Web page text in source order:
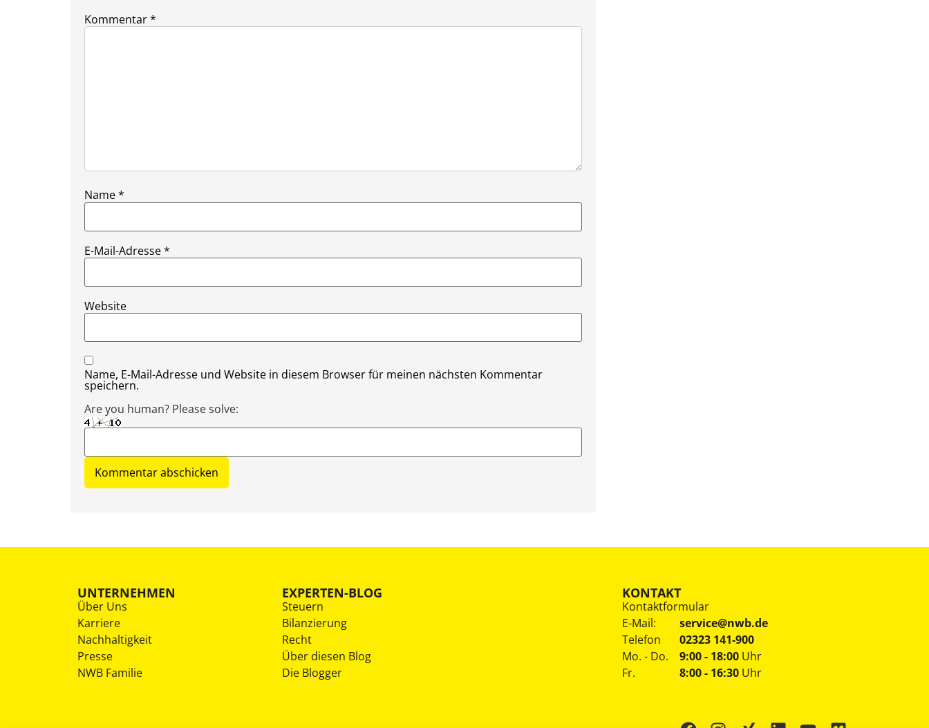
Kommentar*
Name*
E-Mail-Adresse*
Website
Name, E-Mail-Adresse und Website in diesem Browser für meinen nächsten Kommentar
speichern.
Are you human? Please solve:
UNTERNEHMEN
Über Uns
Karriere
Nachhaltigkeit
Presse
NWB Familie
EXPERTEN-BLOG
Steuern
Bilanzierung
Recht
Über diesen Blog
Die Blogger
KONTAKT
Kontaktformular
E-Mail:
service@nwb.de
Telefon
02323 141-900
Mo. - Do.
Fr.
9:00 - 18:00 Uhr
8:00 - 16:30 Uhr